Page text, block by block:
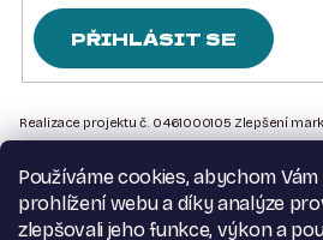
Používáme cookies, abychom
prohlížení webu a díky analýze
zlepšovali jeho funkce, výkon a
PŘIHLÁSIT SE
Z
Á
P
A
Realizace projektu č. 0461000105 Zlepšení
Kontakt na nás
Obchodní podmínky